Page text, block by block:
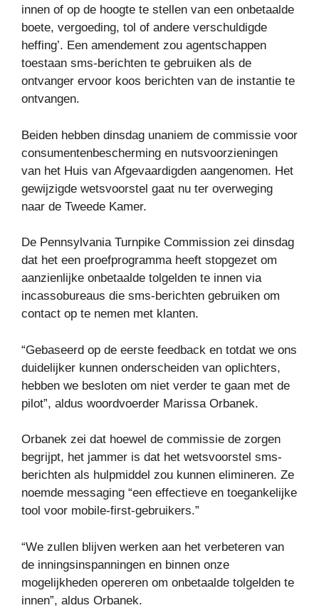
innen of op de hoogte te stellen van een onbetaalde
boete, vergoeding, tol of andere verschuldigde
heffing’. Een amendement zou agentschappen
toestaan ​​sms-berichten te gebruiken als de
ontvanger ervoor koos berichten van de instantie te
ontvangen.
Beiden hebben dinsdag unaniem de commissie voor
consumentenbescherming en nutsvoorzieningen
van het Huis van Afgevaardigden aangenomen. Het
gewijzigde wetsvoorstel gaat nu ter overweging
naar de Tweede Kamer.
De Pennsylvania Turnpike Commission zei dinsdag
dat het een proefprogramma heeft stopgezet om
aanzienlijke onbetaalde tolgelden te innen via
incassobureaus die sms-berichten gebruiken om
contact op te nemen met klanten.
“Gebaseerd op de eerste feedback en totdat we ons
duidelijker kunnen onderscheiden van oplichters,
hebben we besloten om niet verder te gaan met de
pilot”, aldus woordvoerder Marissa Orbanek.
Orbanek zei dat hoewel de commissie de zorgen
begrijpt, het jammer is dat het wetsvoorstel sms-
berichten als hulpmiddel zou kunnen elimineren. Ze
noemde messaging “een effectieve en toegankelijke
tool voor mobile-first-gebruikers.”
“We zullen blijven werken aan het verbeteren van
de inningsinspanningen en binnen onze
mogelijkheden opereren om onbetaalde tolgelden te
innen”, aldus Orbanek.